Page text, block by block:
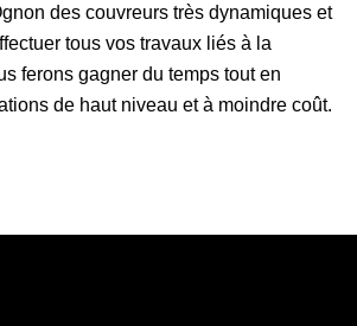
des couvreurs très dynamiques et
tous vos travaux liés à la
ferons gagner du temps tout en
de haut niveau et à moindre coût.